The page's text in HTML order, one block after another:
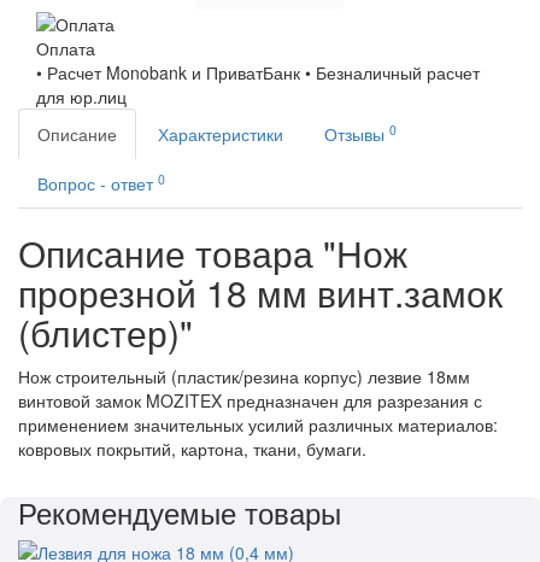
Оплата
• Расчет Monobank и ПриватБанк • Безналичный расчет
для юр.лиц
Описание
Характеристики Отзывы 0
Вопрос - ответ 0
Описание товара "Нож
прорезной 18 мм винт.замок
(блистер)"
Нож строительный (пластик/резина корпус) лезвие 18мм
винтовой замок MOZITEX предназначен для разрезания с
применением значительных усилий различных материалов:
ковровых покрытий, картона, ткани, бумаги.
Рекомендуемые товары